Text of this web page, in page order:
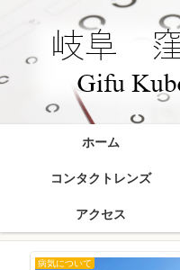
ホーム
コンタクトレンズ
アクセス
病気について